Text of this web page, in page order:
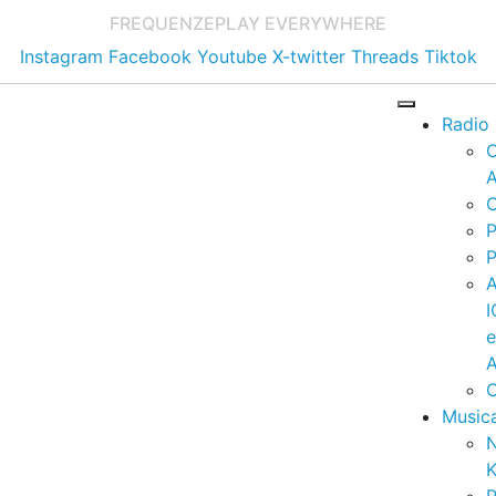
FREQUENZEPLAY EVERYWHERE
Instagram Facebook Youtube X-twitter Threads Tiktok
Radio
e